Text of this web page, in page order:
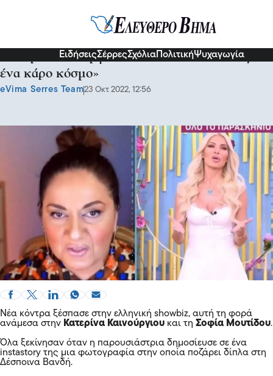
ΕιδήσειςΣέρρεςΣχόλια ΠολιτικήΨυχαγωγία
Κόντρα Καινούργιου – Μουτίδου: «Θάβεις
ένα κάρο κόσμο»
eVima Serres Team23 Οκτ 2022, 12:56
Νέα κόντρα ξέσπασε στην ελληνική showbiz, αυτή τη φορά
ανάμεσα στην Κατερίνα Καινούργιου και τη Σοφία Μουτίδου.
Όλα ξεκίνησαν όταν η παρουσιάστρια δημοσίευσε σε ένα
instastory της μια φωτογραφία στην οποία ποζάρει δίπλα στη
Δέσποινα Βανδή.